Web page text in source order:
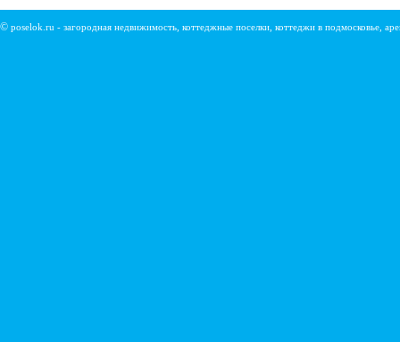
© poselok.ru - загородная недвижимость, коттеджные поселки, коттеджи в подмосковье,